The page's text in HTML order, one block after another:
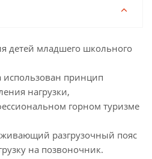
детей младшего школьного
использован принцип
нагрузки,
горном туризме
разгрузочный пояс
на позвоночник.